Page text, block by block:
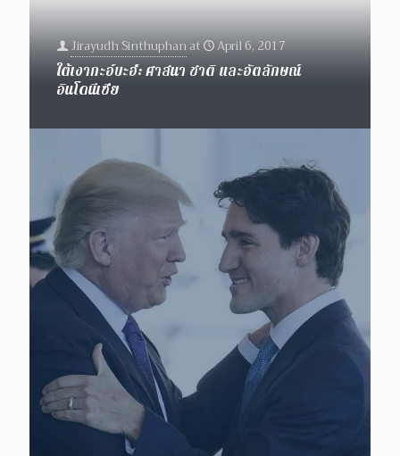
Jirayudh Sinthuphanat
April 6, 2017
ใต้เงากะอ์บะฮ์: ศาสนา ชาติ และอัตลักษณ์
อินโดนีเซีย